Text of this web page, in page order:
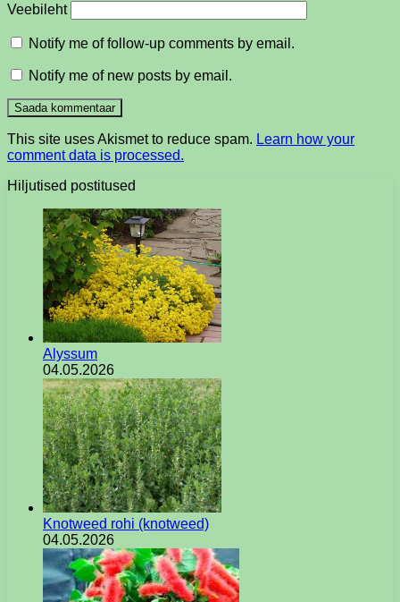
Veebileht
Notify me of follow-up comments by email.
Notify me of new posts by email.
This site uses Akismet to reduce spam. Learn how your
comment data is processed.
Hiljutised postitused
Alyssum
04.05.2026
Knotweed rohi (knotweed)
04.05.2026